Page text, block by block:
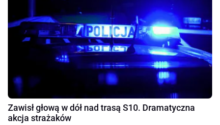
Zawisł głową w dół nad trasą S10. Dramatyczna
akcja strażaków